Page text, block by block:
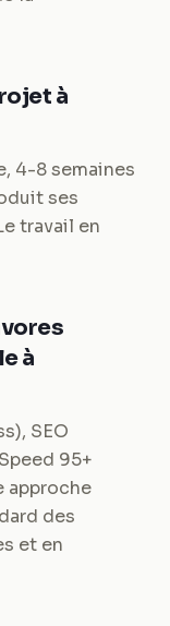
à
4-8 semaines
ses
travail en
à
SEO
95+
approche
des
et en